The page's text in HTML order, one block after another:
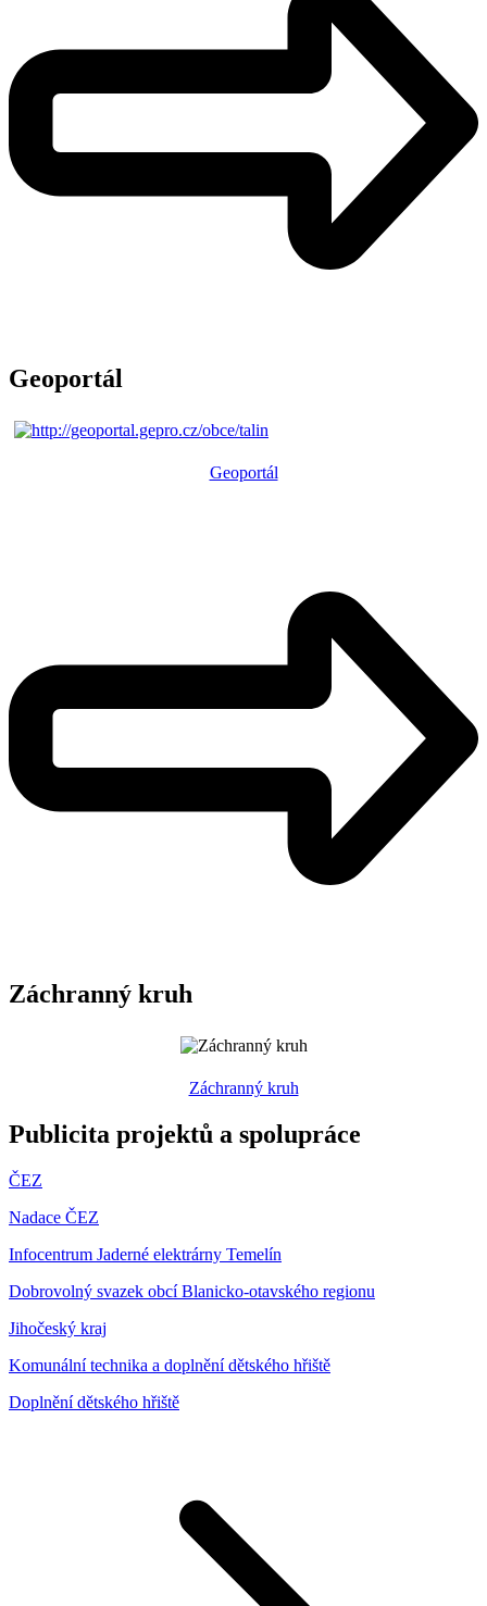
Geoportál
Geoportál
Záchranný kruh
Záchranný kruh
Publicita projektů a spolupráce
ČEZ
Nadace ČEZ
Infocentrum Jaderné elektrárny Temelín
Dobrovolný svazek obcí Blanicko-otavského regionu
Jihočeský kraj
Komunální technika a doplnění dětského hřiště
Doplnění dětského hřiště